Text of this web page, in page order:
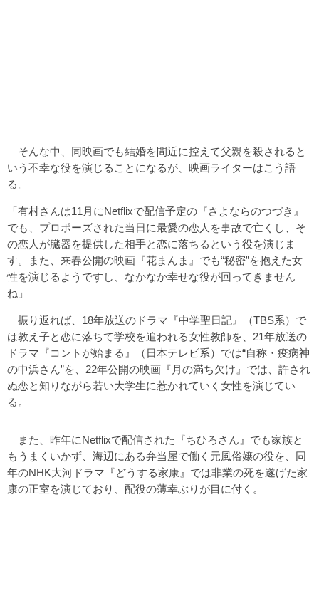
そんな中、同映画でも結婚を間近に控えて父親を殺されると
いう不幸な役を演じることになるが、映画ライターはこう語
る。
「有村さんは11月にNetflixで配信予定の『さよならのつづき』
でも、プロポーズされた当日に最愛の恋人を事故で亡くし、そ
の恋人が臓器を提供した相手と恋に落ちるという役を演じま
す。また、来春公開の映画『花まんま』でも“秘密”を抱えた女
性を演じるようですし、なかなか幸せな役が回ってきません
ね」
振り返れば、18年放送のドラマ『中学聖日記』（TBS系）で
は教え子と恋に落ちて学校を追われる女性教師を、21年放送の
ドラマ『コントが始まる』（日本テレビ系）では“自称・疫病神
の中浜さん”を、22年公開の映画『月の満ち欠け』では、許され
ぬ恋と知りながら若い大学生に惹かれていく女性を演じてい
る。
また、昨年にNetflixで配信された『ちひろさん』でも家族と
もうまくいかず、海辺にある弁当屋で働く元風俗嬢の役を、同
年のNHK大河ドラマ『どうする家康』では非業の死を遂げた家
康の正室を演じており、配役の薄幸ぶりが目に付く。